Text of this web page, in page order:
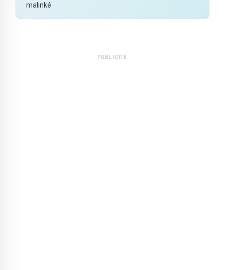
malinké
PUBLICITÉ